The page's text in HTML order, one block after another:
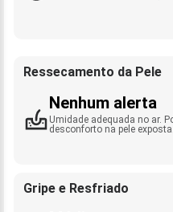
Ressecamento da Pele
Nenhum alerta
Umidade adequada no ar.
desconforto na pele exposta.
Gripe e Resfriado